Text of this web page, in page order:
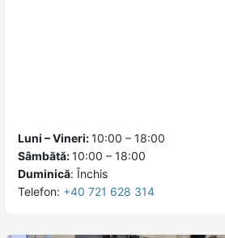
Luni – Vineri:10:00 – 18:00
Sâmbătă:10:00 – 18:00
Duminică: Închis
Telefon: +40 721 628 314